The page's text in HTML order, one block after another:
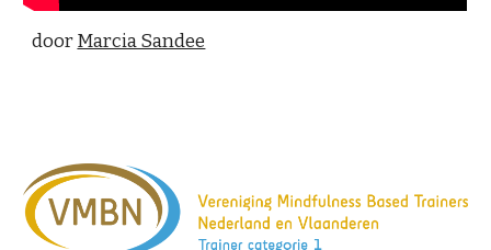
doorMarcia Sandee